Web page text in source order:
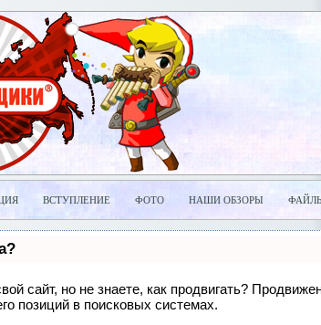
ВСТУПЛЕНИЕ ФОТО НАШИ ОБЗОРЫ
сайт, но не знаете, как продвигать?
позиций в поисковых системах.